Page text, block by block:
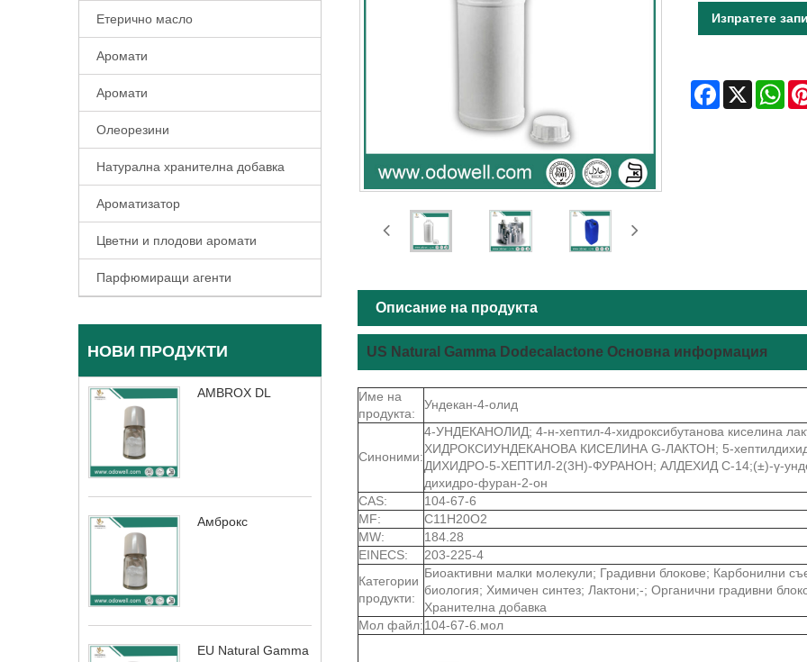
Етерично масло
Аромати
Аромати
Олеорезини
Натурална хранителна добавка
Ароматизатор
Цветни и плодови аромати
Парфюмиращи агенти
НОВИ ПРОДУКТИ
AMBROX DL
Амброкс
EU Natural Gamma
Изпратете
Facebook
X
Описание на продукта
US Natural Gamma Dodecalactone Основна информация
Име на
продукта:
Ундекан-4-олид
Синоними:
4-УНДЕКАНОЛИД; 4-н-хептил-4-хидроксибутанова киселина
ХИДРОКСИУНДЕКАНОВА КИСЕЛИНА G-ЛАКТОН; 5-
ДИХИДРО-5-ХЕПТИЛ-2(3Н)-ФУРАНОН; АЛДЕХИД C-14;(±)-γ-
дихидро-фуран-2-он
CAS:
104-67-6
MF:
C11H20O2
MW:
184.28
EINECS:
203-225-4
Категории
продукти:
Биоактивни малки молекули; Градивни блокове; Карбонилни
биология; Химичен синтез; Лактони;-; Органични градивни
Хранителна добавка
Мол файл:104-67-6.мол